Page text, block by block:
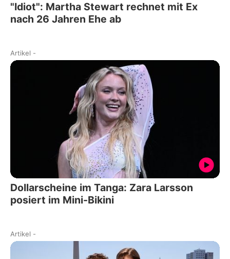
"Idiot": Martha Stewart rechnet mit Ex
nach 26 Jahren Ehe ab
Artikel -
Dollarscheine im Tanga: Zara Larsson
posiert im Mini-Bikini
Artikel -